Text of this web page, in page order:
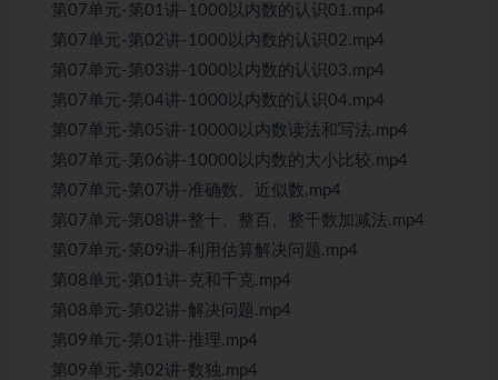
第07单元-第01讲-1000以内数的认识01.mp4
第07单元-第02讲-1000以内数的认识02.mp4
第07单元-第03讲-1000以内数的认识03.mp4
第07单元-第04讲-1000以内数的认识04.mp4
第07单元-第05讲-10000以内数读法和写法.mp4
第07单元-第06讲-10000以内数的大小比较.mp4
第07单元-第07讲-准确数、近似数.mp4
第07单元-第08讲-整十、整百、整千数加减法.mp4
第07单元-第09讲-利用估算解决问题.mp4
第08单元-第01讲-克和千克.mp4
第08单元-第02讲-解决问题.mp4
第09单元-第01讲-推理.mp4
第09单元-第02讲-数独.mp4